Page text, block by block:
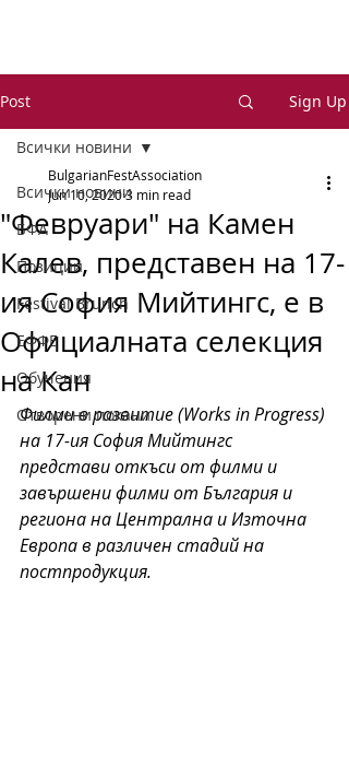
Post Sign Up
Всички новини
БФА
Позиции
Festival Brunch
ЕФФЕ
Обучения
Отворени покани
Всички новини
"Февруари" на Камен
Калев, представен на 17-
ия София Мийтингс, е в
Официалната селекция
на Кан
BulgarianFestAssociation
Jun 10, 20203 min read
Филми в развитие (Works in Progress)
на 17-ия София Мийтингс
представи откъси от филми и
завършени филми от България и
региона на Централна и Източна
Европа в различен стадий на
постпродукция.